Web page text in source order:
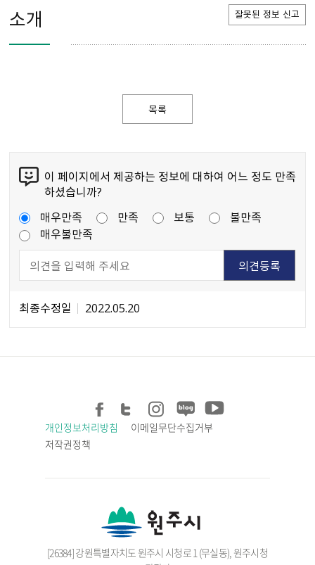
소개 잘못된 정보 신고
목록
이 페이지에서 제공하는 정보에 대하여 어느 정도 만족
하셨습니까?
매우만족
만족 보통
불만족
매우불만족
최종수정일 2022.05.20
개인정보처리방침
이메일무단수집거부
저작권정책
[26384] 강원특별자치도 원주시 시청로 1 (무실동), 원주시청